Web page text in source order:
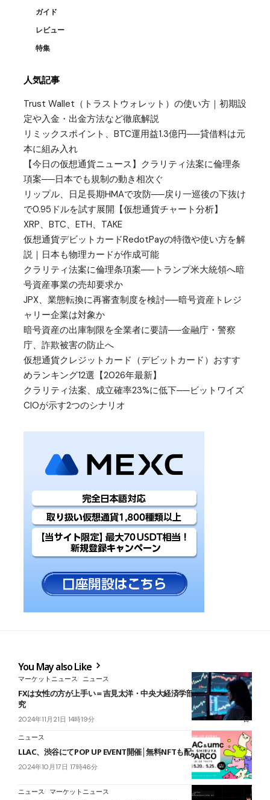
ガイド
レビュー
特集
人気記事
Trust Wallet（トラストウォレット）の使い方｜初期設
定や入金・出金方法など徹底解説
リミックスポイント、BTC運用益1.3億円──貸借料は元
本に組み入れ
【今日の仮想通貨ニュース】クラリティ法案に倫理条
項案──日本でも規制の動き相次ぐ
リップル、日足長期HMAで攻防──戻り一巡後の下抜け
で0.95ドルを試す展開【仮想通貨チャート分析】
XRP、BTC、ETH、TAKE
仮想通貨デビットカードRedotPayの特徴や使い方を解
説｜日本も物理カードが作成可能
クラリティ法案に倫理条項案──トランプ米大統領へ暗
号資産事業の売却要求か
JPX、業態転換に再審査制度を検討──暗号資産トレジ
ャリー企業は対象か
暗号資産の出庫制限を全業者に要請──金融庁・警察
庁、詐欺被害の防止へ
仮想通貨クレジットカード（デビットカード）おすす
めランキング12選【2026年最新】
クラリティ法案、成立確率23%に低下──ビットワイズ
CIOが示す2つのシナリオ
You May also Like
マーケットニュース ニュース
FXは女性の方が上手い＝吉見太洋・中央大経済学部 准教授の実証研
究
2024年11月21日 14時19分
ニュース
LLAC、渋谷にてPOP UP EVENT開催│無料NFTも配布
2024年10月17日 17時46分
ニュース マーケットニュース